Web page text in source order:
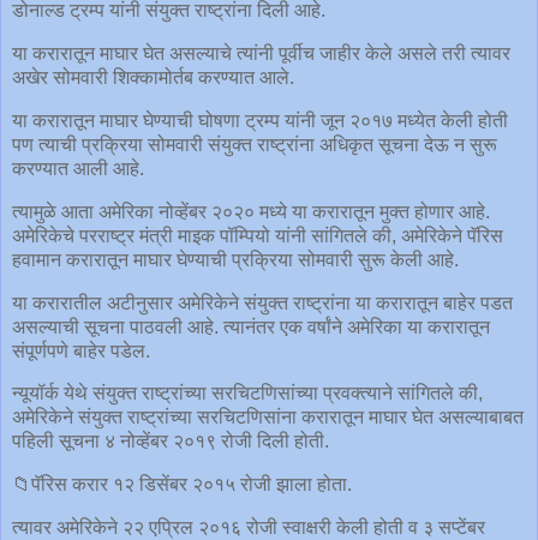
डोनाल्ड ट्रम्प यांनी संयुक्त राष्ट्रांना दिली आहे.
या करारातून माघार घेत असल्याचे त्यांनी पूर्वीच जाहीर केले असले तरी त्यावर
अखेर सोमवारी शिक्कामोर्तब करण्यात आले.
या करारातून माघार घेण्याची घोषणा ट्रम्प यांनी जून २०१७ मध्येत केली होती
पण त्याची प्रक्रिया सोमवारी संयुक्त राष्ट्रांना अधिकृत सूचना देऊ न सुरू
करण्यात आली आहे.
त्यामुळे आता अमेरिका नोव्हेंबर २०२० मध्ये या करारातून मुक्त होणार आहे.
अमेरिकेचे परराष्ट्र मंत्री माइक पॉम्पियो यांनी सांगितले की, अमेरिकेने पॅरिस
हवामान करारातून माघार घेण्याची प्रक्रिया सोमवारी सुरू केली आहे.
या करारातील अटीनुसार अमेरिकेने संयुक्त राष्ट्रांना या करारातून बाहेर पडत
असल्याची सूचना पाठवली आहे. त्यानंतर एक वर्षांने अमेरिका या करारातून
संपूर्णपणे बाहेर पडेल.
न्यूयॉर्क येथे संयुक्त राष्ट्रांच्या सरचिटणिसांच्या प्रवक्त्याने सांगितले की,
अमेरिकेने संयुक्त राष्ट्रांच्या सरचिटणिसांना करारातून माघार घेत असल्याबाबत
पहिली सूचना ४ नोव्हेंबर २०१९ रोजी दिली होती.
📁पॅरिस करार १२ डिसेंबर २०१५ रोजी झाला होता.
त्यावर अमेरिकेने २२ एप्रिल २०१६ रोजी स्वाक्षरी केली होती व ३ सप्टेंबर